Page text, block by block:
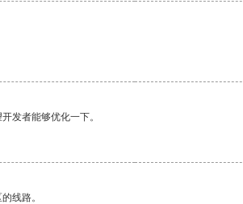
发者能够优化一下。
线路。